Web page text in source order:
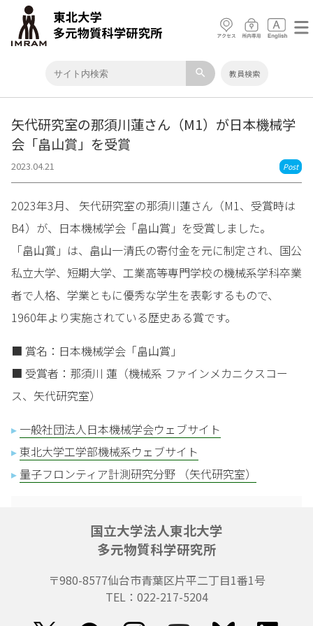
search 教員検索
矢代研究室の那須川蓮さん（M1）が日本機械学
会「畠山賞」を受賞
2023.04.21 Post
2023年3月、 矢代研究室の那須川蓮さん（M1、受賞時は
B4）が、日本機械学会「畠山賞」を受賞しました。
「畠山賞」は、畠山一清氏の寄付金を元に制定され、国公
私立大学、短期大学、工業高等専門学校の機械系学科卒業
者で人格、学業ともに優秀な学生を表彰するもので、
1960年より実施されている歴史ある賞です。
■ 賞名：日本機械学会「畠山賞」
■ 受賞者：那須川 蓮（機械系 ファインメカニクスコー
ス、矢代研究室）
▸ 一般社団法人日本機械学会ウェブサイト
▸東北大学工学部機械系ウェブサイト
▸ 量子フロンティア計測研究分野 （矢代研究室）
国立大学法人東北大学
多元物質科学研究所
〒980-8577仙台市青葉区片平二丁目1番1号
TEL：022-217-5204